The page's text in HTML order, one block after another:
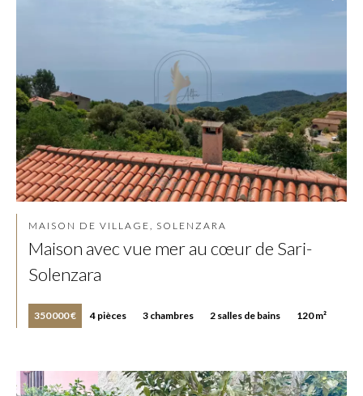
MAISON DE VILLAGE, SOLENZARA
Maison avec vue mer au cœur de Sari-
Solenzara
350 000 € 4 pièces 3 chambres 2 salles de bains 120 m²